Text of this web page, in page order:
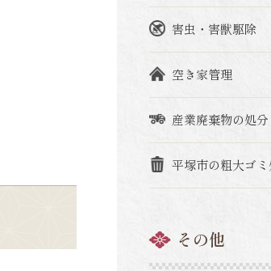
害虫・害獣駆除
空き家管理
産業廃棄物の処分
平塚市の粗大ゴ
その他